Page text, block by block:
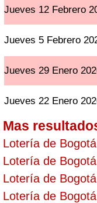
Jueves 12 Febrero
Jueves 5 Febrero
Jueves 29 Enero
Jueves 22 Enero
Mas
Lotería de
Lotería de
Lotería de
Lotería de